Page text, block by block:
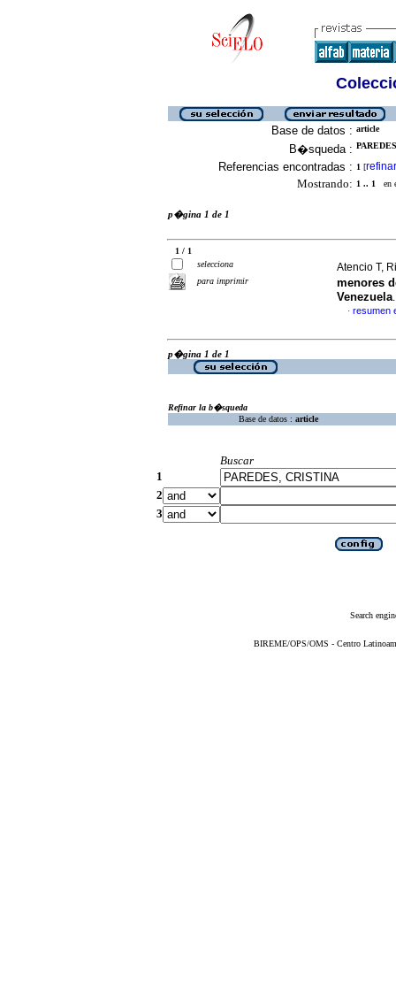
Base de datos : article
B�squeda :
Referencias encontradas : 1 [refinar
Mostrando: 1 .. 1 en
p�gina 1 de 1
1 / 1
selecciona
para imprimir
Atencio T,
menores
Venezuela
· resumen
p�gina 1 de 1
Refinar la b�squeda
Base de datos : article
Buscar
1
2
3
Search
BIREME/OPS/OMS - Centro